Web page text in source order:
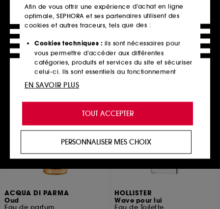
Canyon Rush pour lui
Eau de Toilette
6
À partir de 36,00€
72,00€
2 contenances disponibles
Ajouter au panier
BOSS Bottled Beyond
Déodorant Spray
2
47,00€
31,33€
Ajouter au panier
ACQUA DI PARMA
Oud
Eau de parfum
HOLLISTER
Wave pour lui
Eau de Toilette
Exclu
Afin de vous offrir une expérience d’achat en ligne
optimale, SEPHORA et ses partenaires utilisent des
cookies et autres traceurs, tels que des :
Cookies techniques : ils sont nécessaires pour
vous permettre d’accéder aux différentes
catégories, produits et services du site et sécuriser
celui-ci. Ils sont essentiels au fonctionnement
technique du site et ne peuvent être désactivés.
de vous offrir une expérience enrichie et
personnalisée en vous recommandant des
produits, des services et des contenus qui
proposer des offres promotionnelles adaptées à
votre profil.
Cookies réseaux sociaux et publicité :ils sont
de vous plaire via des publicités, y compris sur des
sites tiers et sur les réseaux sociaux, sur la base
TOUT ACCEPTER
PERSONNALISER MES CHOIX
EN SAVOIR PLUS